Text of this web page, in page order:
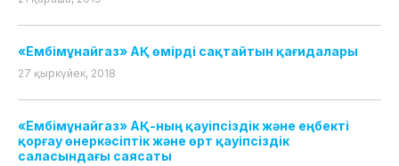
«Ембімұнайгаз» АҚ өмірді сақтайтын қағидалары
27 қыркүйек, 2018
«Ембімұнайгаз» АҚ-ның қауіпсіздік және еңбекті
қорғау өнеркәсіптік және өрт қауіпсіздік
саласындағы саясаты